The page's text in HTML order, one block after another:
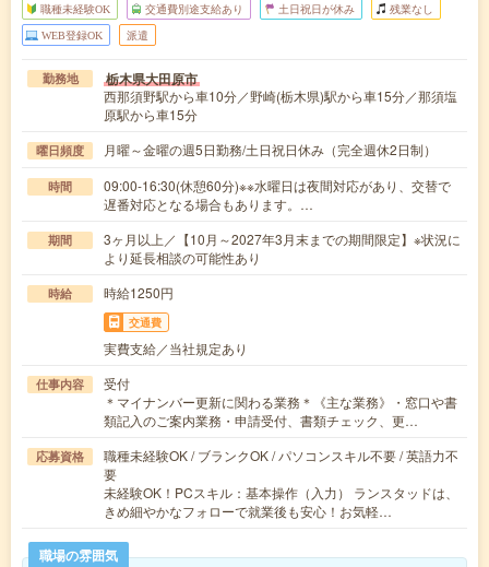
職種未経験OK 交通費別途支給あり 土日祝日が休み 残業なし
WEB登録OK 派遣
勤務地 栃木県大田原市
西那須野駅から車10分／野崎(栃木県)駅から車15分／那須塩
原駅から車15分
曜日頻度 月曜～金曜の週5日勤務/土日祝日休み（完全週休2日制）
時間
09:00-16:30(休憩60分)※※水曜日は夜間対応があり、交替で
遅番対応となる場合もあります。…
期間
3ヶ月以上／【10月～2027年3月末までの期間限定】※状況に
より延長相談の可能性あり
時給 時給1250円
交通費
実費支給／当社規定あり
仕事内容
受付
＊マイナンバー更新に関わる業務＊《主な業務》・窓口や書
類記入のご案内業務・申請受付、書類チェック、更…
応募資格
職種未経験OK / ブランクOK / パソコンスキル不要 / 英語力不
要
未経験OK！PCスキル：基本操作（入力） ランスタッドは、
きめ細やかなフォローで就業後も安心！お気軽…
職場の雰囲気